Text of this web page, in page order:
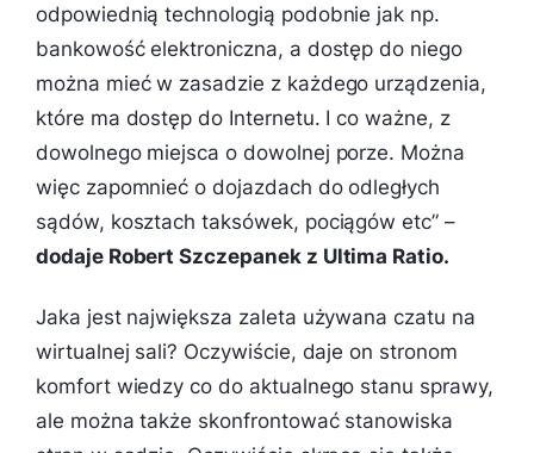
odpowiednią technologią podobnie jak np.
bankowość elektroniczna, a dostęp do niego
można mieć w zasadzie z każdego urządzenia,
które ma dostęp do Internetu. I co ważne, z
dowolnego miejsca o dowolnej porze. Można
więc zapomnieć o dojazdach do odległych
sądów, kosztach taksówek, pociągów etc” –
dodaje Robert Szczepanek z Ultima Ratio.
Jaka jest największa zaleta używana czatu na
wirtualnej sali? Oczywiście, daje on stronom
komfort wiedzy co do aktualnego stanu sprawy,
ale można także skonfrontować stanowiska